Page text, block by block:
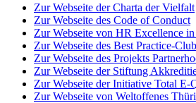
Zur Webseite der Charta der Vielfalt
Zur Webseite des Code of Conduct
Zur Webseite von HR Excellence
Zur Webseite des Best Practice-
Zur Webseite des Projekts
Zur Webseite der Stiftung
Zur Webseite der Initiative Total E-
Zur Webseite von Weltoffenes